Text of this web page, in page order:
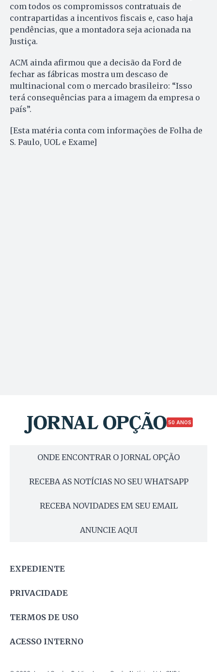
com todos os compromissos contratuais de
contrapartidas a incentivos fiscais e, caso haja
pendências, que a montadora seja acionada na
Justiça.
ACM ainda afirmou que a decisão da Ford de
fechar as fábricas mostra um descaso de
multinacional com o mercado brasileiro: “Isso
terá consequências para a imagem da empresa o
país”.
[Esta matéria conta com informações de Folha de
S. Paulo, UOL e Exame]
50 ANOS
ONDE ENCONTRAR O JORNAL OPÇÃO
RECEBA AS NOTÍCIAS NO SEU WHATSAPP
RECEBA NOVIDADES EM SEU EMAIL
ANUNCIE AQUI
EXPEDIENTE
PRIVACIDADE
TERMOS DE USO
ACESSO INTERNO